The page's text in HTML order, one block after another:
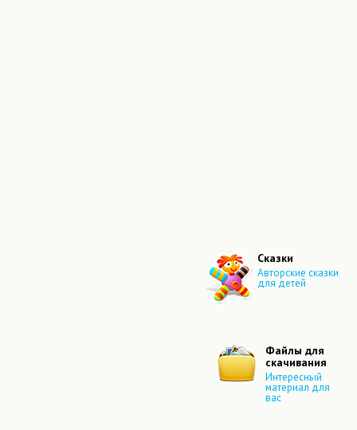
Сказки
Авторские сказки
для детей
Файлы для
скачивания
Интересный
материал для
вас